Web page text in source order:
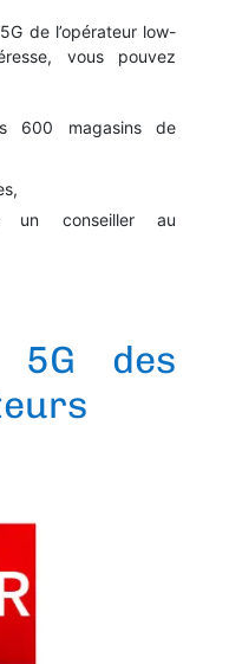
de l’opérateur low-
vous pouvez
600 magasins de
un conseiller au
5G des